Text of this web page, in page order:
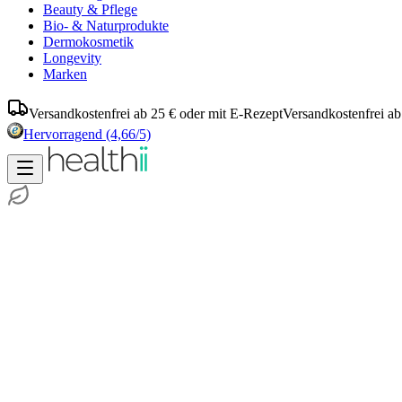
Beauty & Pflege
Bio- & Naturprodukte
Dermokosmetik
Longevity
Marken
Versandkostenfrei ab 25 € oder mit E-RezeptVersandkostenfrei
Hervorragend (4,66/5)